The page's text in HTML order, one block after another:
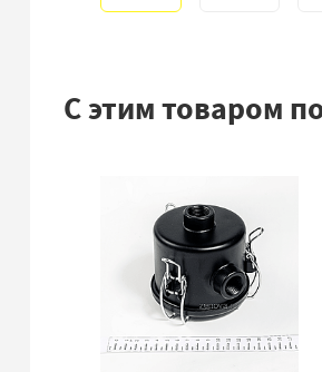
С этим товаром